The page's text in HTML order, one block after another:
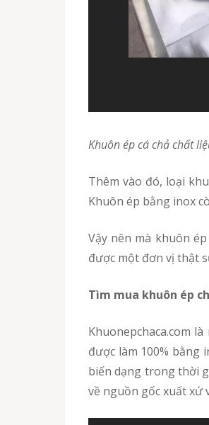
Khuôn ép cá chả chất
Thêm vào đó, loại khuôn ép làm bằng chất liệu inox còn rất dễ tháo lắp và vệ sinh, không dễ bị trầy xước, mài mòn kể cả khi sử dụng lâu ngày.
Khuôn ép bằng inox
Vậy nên mà khuôn ép cá chả bằng inox đang được rất nhiều người kinh doanh bánh mì chả cá tin dùng và chọn mua. Vấn đề là quý vị phải tìm
được một đơn vị thật
Tìm mua khuôn ép
Khuonepchaca.com
được làm 100% bằng
biến dạng trong thời
về nguồn gốc xuất xứ